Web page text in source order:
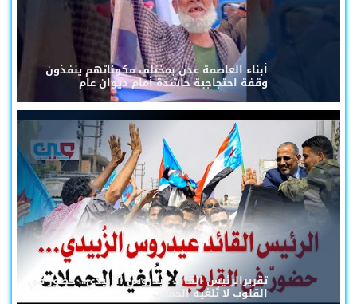
أبناء العاصمة عدن بمختلف مكوناتهم ينفذون
وقفة احتجاجية حاشدة أمام ديوان عام
تقريرالرئيس القائد عيدروس الزُبيدي... حضورٌ في
القلوب لا تُلغيه الحملات